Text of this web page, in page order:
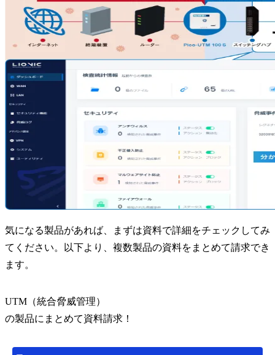
気になる製品があれば、まずは資料で詳細をチェックしてみ
てください。以下より、複数製品の資料をまとめて請求でき
ます。
UTM（統合脅威管理）
の製品にまとめて資料請求！